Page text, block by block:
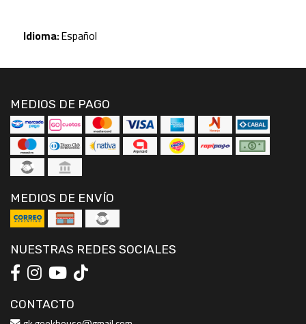
Idioma:Español
MEDIOS DE PAGO
MEDIOS DE ENVÍO
NUESTRAS REDES SOCIALES
CONTACTO